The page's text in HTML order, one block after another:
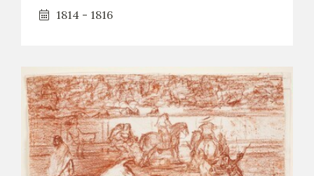
FRANCISCO DE GOYA
1814 - 1816